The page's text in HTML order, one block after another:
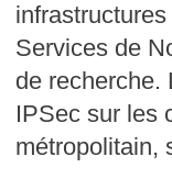
Services de
de recherche.
IPSec sur les
métropolitain,